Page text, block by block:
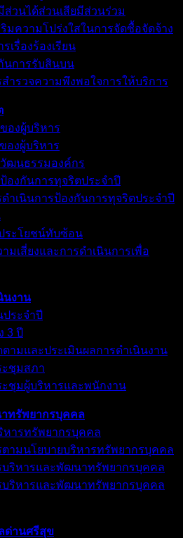
ส่วนได้ส่วนเสียมีส่วนร่วม
มความโปร่งใสในการจัดซื้อจัดจ้าง
เรื่องร้องเรียน
นการรับสินบน
ำรวจความพึงพอใจการให้บริการ
องผู้บริหาร
องผู้บริหาร
วัฒนธรรมองค์กร
องกันการทุจริตประจำปี
ำเนินการป้องกันการทุจริตประจำปี
ระโยชน์ทับซ้อน
มเสี่ยงและการดำเนินการเพื่อ
นงาน
ระจำปี
3 ปี
ามและประเมินผลการดำเนินงาน
ะชุมสภา
ะชุมผู้บริหารและพนักงาน
ทรัพยากรบุคคล
หารทรัพยากรบุคคล
ตามนโยบายบริหารทรัพยากรบุคคล
ริหารและพัฒนาทรัพยากรบุคคล
บริหารและพัฒนาทรัพยากรบุคคล
ด่านศรีสุข